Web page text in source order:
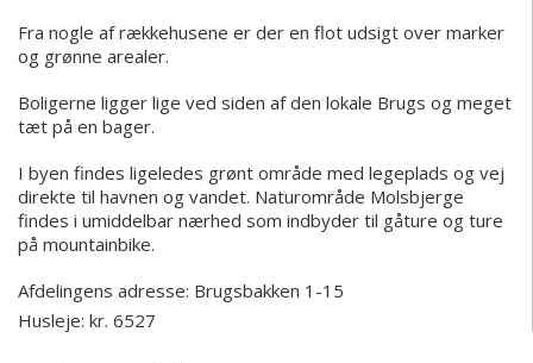
Fra nogle af rækkehusene er der en flot udsigt over marker
og grønne arealer.
Boligerne ligger lige ved siden af den lokale Brugs og meget
tæt på en bager.
I byen findes ligeledes grønt område med legeplads og vej
direkte til havnen og vandet. Naturområde Molsbjerge
findes i umiddelbar nærhed som indbyder til gåture og ture
på mountainbike.
Afdelingens adresse: Brugsbakken 1-15
Husleje: kr. 6527